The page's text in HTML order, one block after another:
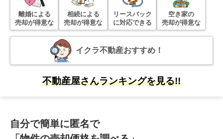
ライオンズヴィアーレ草加松原
階数:3階 専有面積:83㎡
1,300 2023年11月
セザール第2東川口
離婚による
売却が得意な
相続による
売却が得意な
リースバック
に対応できる
空き家の
売却が得意な
イクラ不動産おすすめ！
不動産屋さんランキングを見る!!
自分で簡単に匿名で